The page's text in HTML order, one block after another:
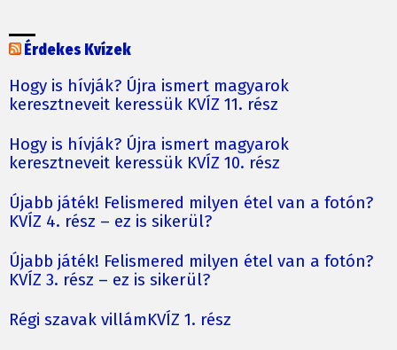
Érdekes Kvízek
Hogy is hívják? Újra ismert magyarok
keresztneveit keressük KVÍZ 11. rész
Hogy is hívják? Újra ismert magyarok
keresztneveit keressük KVÍZ 10. rész
Újabb játék! Felismered milyen étel van a fotón?
KVÍZ 4. rész – ez is sikerül?
Újabb játék! Felismered milyen étel van a fotón?
KVÍZ 3. rész – ez is sikerül?
Régi szavak villámKVÍZ 1. rész